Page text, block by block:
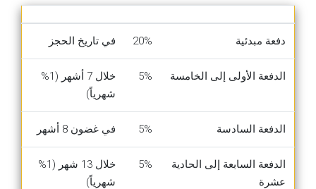
دفعة مبدئية 20% في تاريخ الحجز
الدفعة الأولى إلى الخامسة 5%
خلال 7 أشهر (1%
شهرياً)
الدفعة السادسة 5% في غضون 8 أشهر
الدفعة السابعة إلى الحادية
عشرة
5%
خلال 13 شهر (1%
شهرياً)